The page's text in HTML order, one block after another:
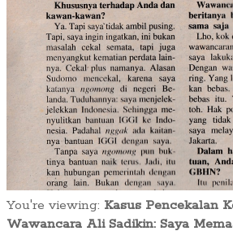
You're viewing: Kasus Pencekalan
Wawancara Ali Sadikin: Saya